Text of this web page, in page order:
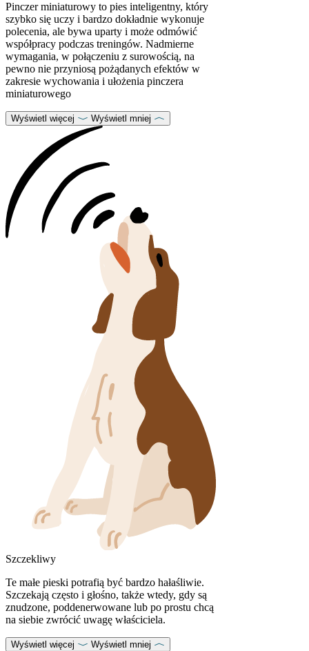
Pinczer miniaturowy to pies inteligentny, który
szybko się uczy i bardzo dokładnie wykonuje
polecenia, ale bywa uparty i może odmówić
współpracy podczas treningów. Nadmierne
wymagania, w połączeniu z surowością, na
pewno nie przyniosą pożądanych efektów w
zakresie wychowania i ułożenia pinczera
miniaturowego
Wyświetl więcej Wyświetl mniej
Szczekliwy
Te małe pieski potrafią być bardzo hałaśliwie.
Szczekają często i głośno, także wtedy, gdy są
znudzone, poddenerwowane lub po prostu chcą
na siebie zwrócić uwagę właściciela.
Wyświetl więcej Wyświetl mniej